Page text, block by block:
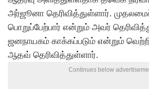
அர்ஜூனா தெரிவித்துள்ளார்.
பொறுப்பேற்பார் என்றும் அவர்
ஜனநாயகம் காக்கப்படும் என்றும்
ஆதவ் தெரிவித்துள்ளார்.
Continues below